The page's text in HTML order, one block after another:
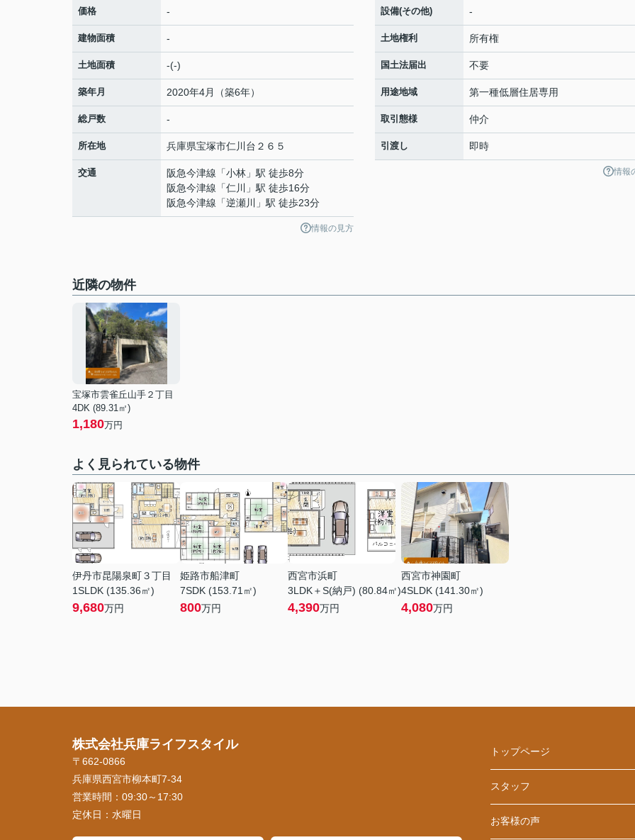
価格 -
建物面積 -
土地面積 -(-)
築年月 2020年4月（築6年）
総戸数 -
所在地 兵庫県宝塚市仁川台 ２６５
交通 阪急今津線 「小林 」駅 徒歩8分
阪急今津線 「仁川
」駅 徒歩16分
阪急今津線 「逆瀬川 」駅 徒歩23分
情報の見方
設備(その他) -
土地権利 所有権
国土法届出 不要
用途地域 第一種低層住居専用
取引態様 仲介
引渡し 即時
情報
近隣の物件
宝塚市雲雀丘山手２丁目
4DK (89.31㎡)
1,180万円
よく見られている物件
伊丹市昆陽泉町３丁目
1SLDK (135.36㎡)
9,680万円
姫路市船津町
7SDK (153.71㎡)
800万円
西宮市浜町
3LDK＋S(納戸) (80.84㎡)
4,390万円
西宮市神園町
4SLDK (141.30㎡)
4,080万円
株式会社兵庫ライフスタイル
〒662-0866
兵庫県西宮市柳本町7-34
営業時間： 09:30～17:30
定休日： 水曜日
トップページ
スタッフ
お客様の声